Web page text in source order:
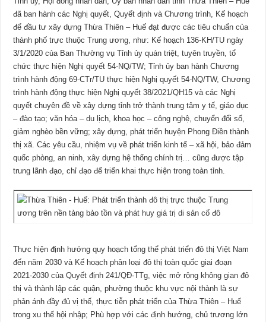
đã ban hành các Nghị quyết, Quyết định và Chương trình, Kế hoạch
để đầu tư xây dựng Thừa Thiên – Huế đạt được các tiêu chuẩn của
thành phố trực thuộc Trung ương, như: Kế hoạch 136-KH/TU ngày
3/1/2020 của Ban Thường vụ Tỉnh ủy quán triệt, tuyên truyền, tổ
chức thực hiện Nghị quyết 54-NQ/TW; Tỉnh ủy ban hành Chương
trình hành động 69-CTr/TU thực hiện Nghị quyết 54-NQ/TW, Chương
trình hành động thực hiện Nghị quyết 38/2021/QH15 và các Nghị
quyết chuyên đề về xây dựng tỉnh trở thành trung tâm y tế, giáo dục
– đào tạo; văn hóa – du lịch, khoa học – công nghệ, chuyển đổi số,
giảm nghèo bền vững; xây dựng, phát triển huyện Phong Điền thành
thị xã. Các yêu cầu, nhiệm vụ về phát triển kinh tế – xã hội, bảo đảm
quốc phòng, an ninh, xây dựng hệ thống chính trị… cũng được tập
trung lãnh đạo, chỉ đạo để triển khai thực hiện trong toàn tỉnh.
Thực hiện định hướng quy hoạch tổng thể phát triển đô thị Việt Nam
đến năm 2030 và Kế hoạch phân loại đô thị toàn quốc giai đoạn
2021-2030 của Quyết định 241/QĐ-TTg, việc mở rộng không gian đô
thị và thành lập các quận, phường thuộc khu vực nội thành là sự
phản ánh đầy đủ vị thế, thực tiễn phát triển của Thừa Thiên – Huế
trong xu thế hội nhập; Phù hợp với các định hướng, chủ trương lớn